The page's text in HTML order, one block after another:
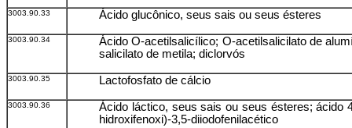
3003.90.33 Ácido glucônico, seus sais ou seus ésteres
3003.90.34
Ácido O-acetilsalicílico; O-acetilsalicilato de
salicilato de metila; diclorvós
3003.90.35 Lactofosfato de cálcio
3003.90.36
Ácido láctico, seus sais ou seus ésteres; ácido
hidroxifenoxi)-3,5-diiodofenilacético